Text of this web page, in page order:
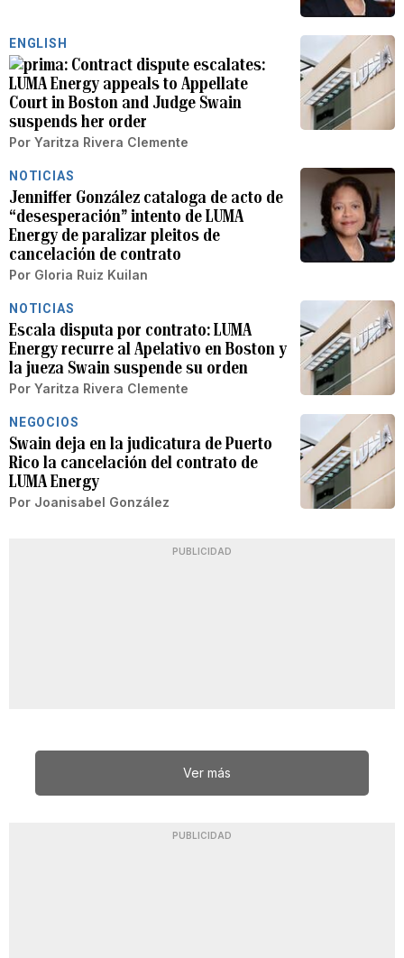
ENGLISH
Contract dispute escalates:
LUMA Energy appeals to Appellate
Court in Boston and Judge Swain
suspends her order
Por Yaritza Rivera Clemente
NOTICIAS
Jenniffer González cataloga de acto de
“desesperación” intento de LUMA
Energy de paralizar pleitos de
cancelación de contrato
Por Gloria Ruiz Kuilan
NOTICIAS
Escala disputa por contrato: LUMA
Energy recurre al Apelativo en Boston y
la jueza Swain suspende su orden
Por Yaritza Rivera Clemente
NEGOCIOS
Swain deja en la judicatura de Puerto
Rico la cancelación del contrato de
LUMA Energy
Por Joanisabel González
PUBLICIDAD
Ver más
PUBLICIDAD